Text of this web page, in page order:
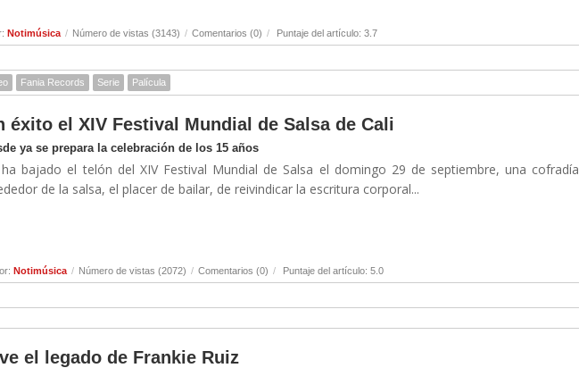
Notimúsica / Número de vistas (3143) / Comentarios (0) / Puntaje del artículo: 3.7
Fania Records Serie Palícula
éxito el XIV Festival Mundial de Salsa de Cali
ya se prepara la celebración de los 15 años
ha bajado el telón del XIV Festival Mundial de Salsa el domingo 29 de septiembre, una cofradía
de la salsa, el placer de bailar, de reivindicar la escritura corporal...
Notimúsica / Número de vistas (2072) / Comentarios (0) / Puntaje del artículo: 5.0
el legado de Frankie Ruiz